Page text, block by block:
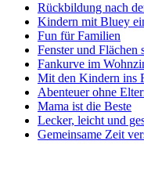
Rückbildung nach
Kindern mit Bluey
Fun für Familien
Fenster und Flächen
Fankurve im
Mit den Kindern ins
Abenteuer ohne
Mama ist die Beste
Lecker, leicht und
Gemeinsame Zeit